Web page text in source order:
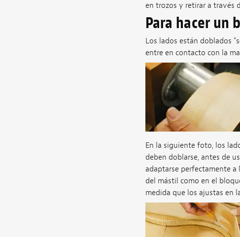
en trozos y retirar a través
Para hacer un
Los lados están doblados
entre en contacto con la
En la siguiente foto, los
deben doblarse, antes de
adaptarse perfectamente a
del mástil como en el
medida que los ajustas en